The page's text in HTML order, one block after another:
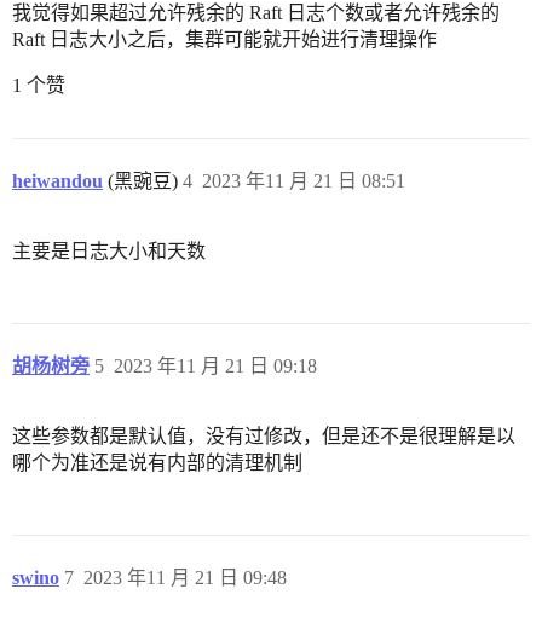
我觉得如果超过允许残余的 Raft 日志个数或者允许残余的
Raft 日志大小之后，集群可能就开始进行清理操作
1 个赞
heiwandou (黑豌豆) 2023 年11 月 21 日 08:51
4
主要是日志大小和天数
胡杨树旁 2023 年11 月 21 日 09:18
5
这些参数都是默认值，没有过修改，但是还不是很理解是以
哪个为准还是说有内部的清理机制
swino 2023 年11 月 21 日 09:48
7